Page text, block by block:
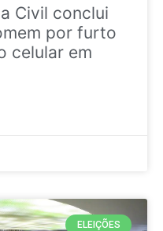
Civil conclui
por furto
celular em
ELEIÇÕES